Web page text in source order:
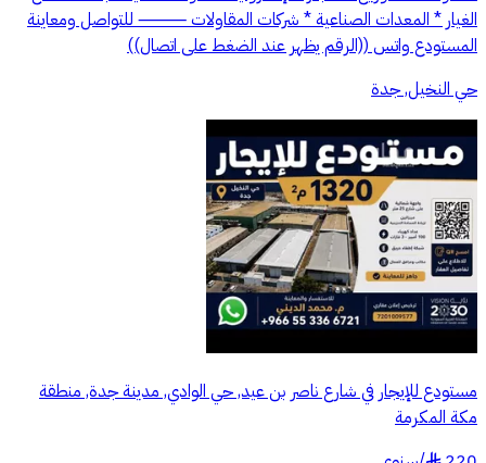
الغيار * المعدات الصناعية * شركات المقاولات ⸻ للتواصل ومعاينة
المستودع واتس ((الرقم يظهر عند الضغط على اتصال))
حي النخيل, جدة
مستودع للإيجار في شارع ناصر بن عيد, حي الوادي, مدينة جدة, منطقة
مكة المكرمة
§